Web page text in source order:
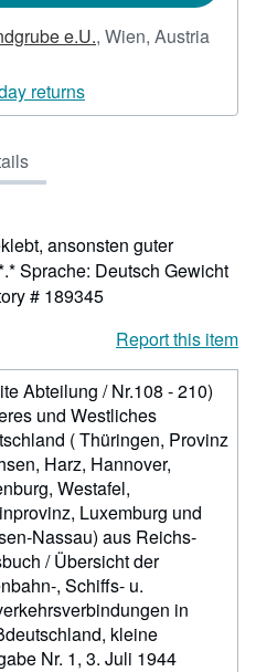
e.U., Wien, Austria
returns
ansonsten guter
Sprache: Deutsch Gewicht
# 189345
Report this item
Abteilung / Nr.108 - 210)
und Westliches
( Thüringen, Provinz
Harz, Hannover,
Westafel,
Luxemburg und
Nassau) aus Reichs-
/ Übersicht der
, Schiffs- u.
in
kleine
Nr. 1, 3. Juli 1944